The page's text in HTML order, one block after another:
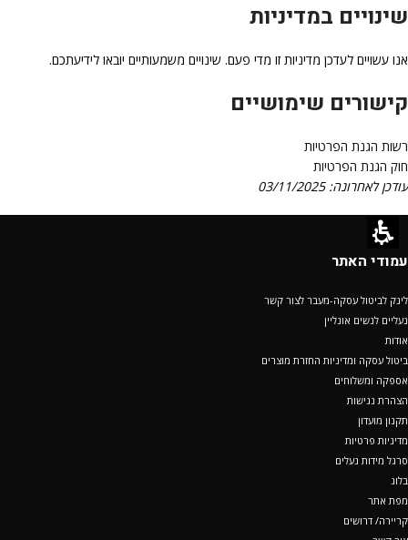
שינויים במדיניות
אנו עשויים לעדכן מדיניות זו מדי פעם. שינויים משמעותיים יובאו לידיעתכם.
קישורים שימושיים
רשות הגנת הפרטיות
חוק הגנת הפרטיות
עודכן לאחרונה: 03/11/2025
עמודי האתר
לינק לביטול עסקה-מעבר לצור קשר
נעליים לנשים אונליין
אודות
ביטול עסקה ומדיניות החזרת מוצרים
אספקה ומשלוחים
הצהרת נגישות
תקנון מועדון
מדיניות פרטיות
סרגל מידות נעלים
בלוג
מפת אתר
קריירה/ דרושים